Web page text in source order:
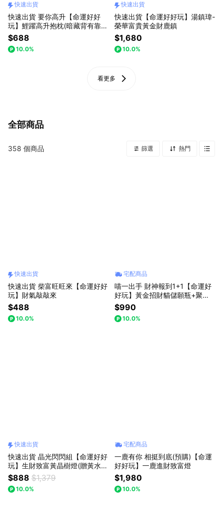
快速出貨
快速出貨 要你高升【命運好好
玩】鯉躍高升抱枕(暗藏背有靠山
開運符)
$688
10.0%
快速出貨
快速出貨【命運好好玩】湯鎮瑋-
榮華富貴黃金財鹿鎮
$1,680
10.0%
看更多
全部商品
358 個商品 篩選 熱門
快速出貨
快速出貨 柴富旺旺來【命運好好
玩】財氣敲敲來
$488
10.0%
宅配商品
喵一出手 財神報到1+1【命運好
好玩】黃金招財貓儲願瓶+聚財
加倍財神心咒墊(內含元寶+金條
+花生)
$990
10.0%
快速出貨
快速出貨 晶光閃閃組【命運好好
玩】生財致富黃晶樹燈(贈黃水晶
精萃•檀木金箔沐浴乳)(line禮物
獨家)(收禮者可任選3款擇一)
$888 $1,379
10.0%
宅配商品
一鹿有你 相挺到底(預購)【命運
好好玩】一鹿進財致富燈
$1,980
10.0%